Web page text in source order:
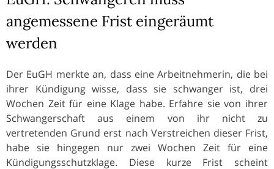
angemessene Frist eingeräumt
werden
Der EuGH merkte an, dass eine Arbeitnehmerin, die bei
ihrer Kündigung wisse, dass sie schwanger ist, drei
Wochen Zeit für eine Klage habe. Erfahre sie von ihrer
Schwangerschaft aus einem von ihr nicht zu
vertretenden Grund erst nach Verstreichen dieser Frist,
habe sie hingegen nur zwei Wochen Zeit für eine
Kündigungsschutzklage. Diese kurze Frist scheint